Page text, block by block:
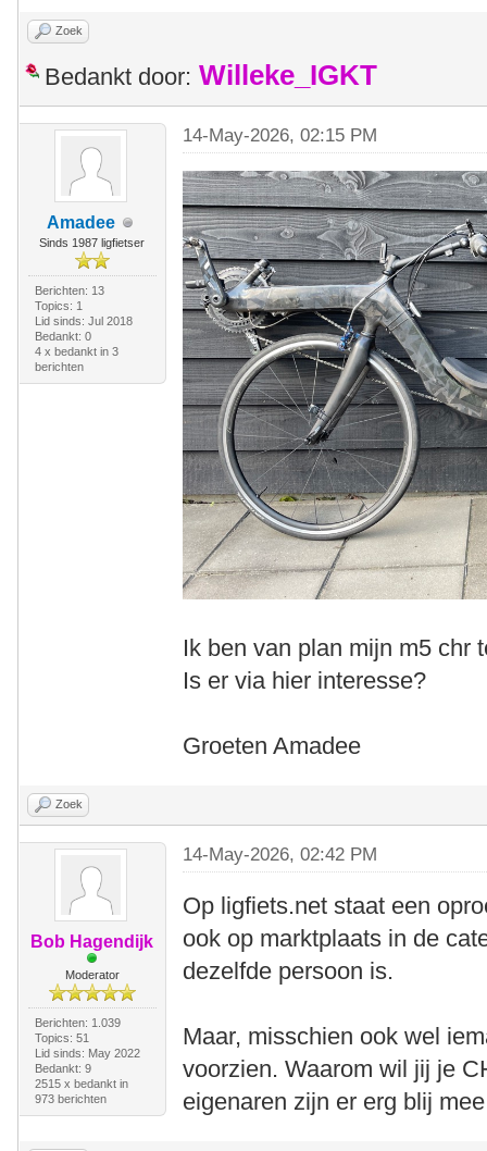
Zoek
Bedankt door: Willeke_IGKT
Amadee
Sinds 1987 ligfietser
Berichten: 13
Topics: 1
Lid sinds: Jul 2018
Bedankt: 0
4 x bedankt in 3
berichten
14-May-2026, 02:15 PM
Ik ben van plan mijn m5 chr
Is er via hier interesse?
Groeten Amadee
Zoek
Bob Hagendijk
Moderator
Berichten: 1.039
Topics: 51
Lid sinds: May 2022
Bedankt: 9
2515 x bedankt in
973 berichten
14-May-2026, 02:42 PM
Op ligfiets.net staat een
ook op marktplaats in de
dezelfde persoon is.
Maar, misschien ook wel
voorzien. Waarom wil jij je
eigenaren zijn er erg blij